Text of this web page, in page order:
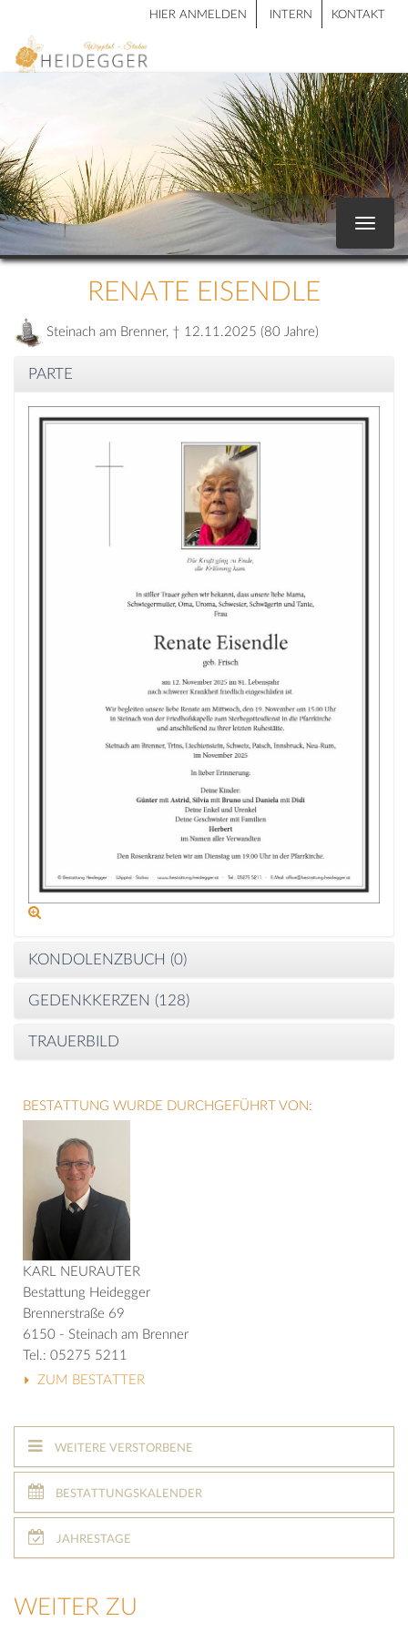
HIER ANMELDEN INTERN KONTAKT
Toggle
RENATE EISENDLE
Steinach am Brenner, † 12.11.2025 (80 Jahre)
PARTE
KONDOLENZBUCH (0)
GEDENKKERZEN (128)
TRAUERBILD
BESTATTUNG WURDE DURCHGEFÜHRT VON:
KARL NEURAUTER
Bestattung Heidegger
Brennerstraße 69
6150 - Steinach am Brenner
Tel.: 05275 5211
ZUM BESTATTER
WEITERE VERSTORBENE
BESTATTUNGSKALENDER
JAHRESTAGE
WEITER ZU